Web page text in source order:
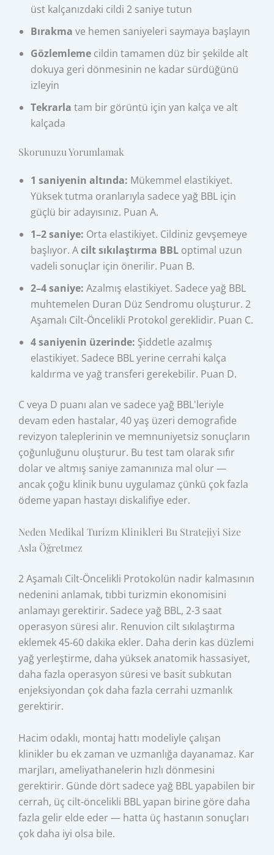
üst kalçanızdaki cildi 2 saniye tutun
Bırakma ve hemen saniyeleri saymaya başlayın
Gözlemleme cildin tamamen düz bir şekilde alt
dokuya geri dönmesinin ne kadar sürdüğünü
izleyin
Tekrarla tam bir görüntü için yan kalça ve alt
kalçada
Skorunuzu Yorumlamak
1 saniyenin altında: Mükemmel elastikiyet.
Yüksek tutma oranlarıyla sadece yağ BBL için
güçlü bir adayısınız. Puan A.
1–2 saniye: Orta elastikiyet. Cildiniz gevşemeye
başlıyor. Acilt sıkılaştırma BBL optimal uzun
vadeli sonuçlar için önerilir. Puan B.
2–4 saniye: Azalmış elastikiyet. Sadece yağ BBL
muhtemelen Duran Düz Sendromu oluşturur. 2
Aşamalı Cilt-Öncelikli Protokol gereklidir. Puan C.
4 saniyenin üzerinde: Şiddetle azalmış
elastikiyet. Sadece BBL yerine cerrahi kalça
kaldırma ve yağ transferi gerekebilir. Puan D.
C veya D puanı alan ve sadece yağ BBL'leriyle
devam eden hastalar, 40 yaş üzeri demografide
revizyon taleplerinin ve memnuniyetsiz sonuçların
çoğunluğunu oluşturur. Bu test tam olarak sıfır
dolar ve altmış saniye zamanınıza mal olur —
ancak çoğu klinik bunu uygulamaz çünkü çok fazla
ödeme yapan hastayı diskalifiye eder.
Neden Medikal Turizm Klinikleri Bu Stratejiyi Size
Asla Öğretmez
2 Aşamalı Cilt-Öncelikli Protokolün nadir kalmasının
nedenini anlamak, tıbbi turizmin ekonomisini
anlamayı gerektirir. Sadece yağ BBL, 2-3 saat
operasyon süresi alır. Renuvion cilt sıkılaştırma
eklemek 45-60 dakika ekler. Daha derin kas düzlemi
yağ yerleştirme, daha yüksek anatomik hassasiyet,
daha fazla operasyon süresi ve basit subkutan
enjeksiyondan çok daha fazla cerrahi uzmanlık
gerektirir.
Hacim odaklı, montaj hattı modeliyle çalışan
klinikler bu ek zaman ve uzmanlığa dayanamaz. Kar
marjları, ameliyathanelerin hızlı dönmesini
gerektirir. Günde dört sadece yağ BBL yapabilen bir
cerrah, üç cilt-öncelikli BBL yapan birine göre daha
fazla gelir elde eder — hatta üç hastanın sonuçları
çok daha iyi olsa bile.